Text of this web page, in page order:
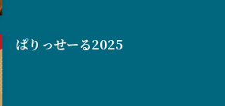
ぱりっせーる2025